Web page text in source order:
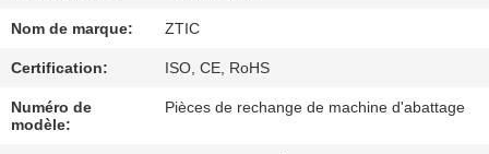
CONTRÔLE
DE
QUALITÉ
Nom de marque: ZTIC
Certification: ISO, CE, RoHS
Numéro de
modèle:
Pièces de rechange de machine d'abattage